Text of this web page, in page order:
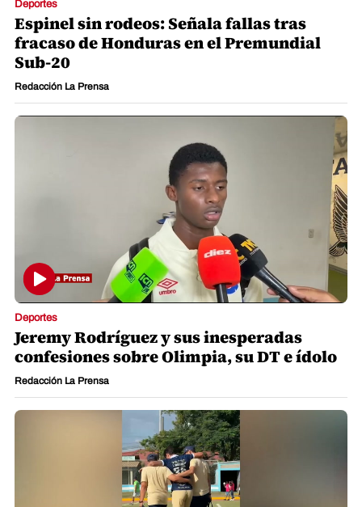
Deportes
Espinel sin rodeos: Señala fallas tras
fracaso de Honduras en el Premundial
Sub-20
Redacción La Prensa
Deportes
Jeremy Rodríguez y sus inesperadas
confesiones sobre Olimpia, su DT e ídolo
Redacción La Prensa